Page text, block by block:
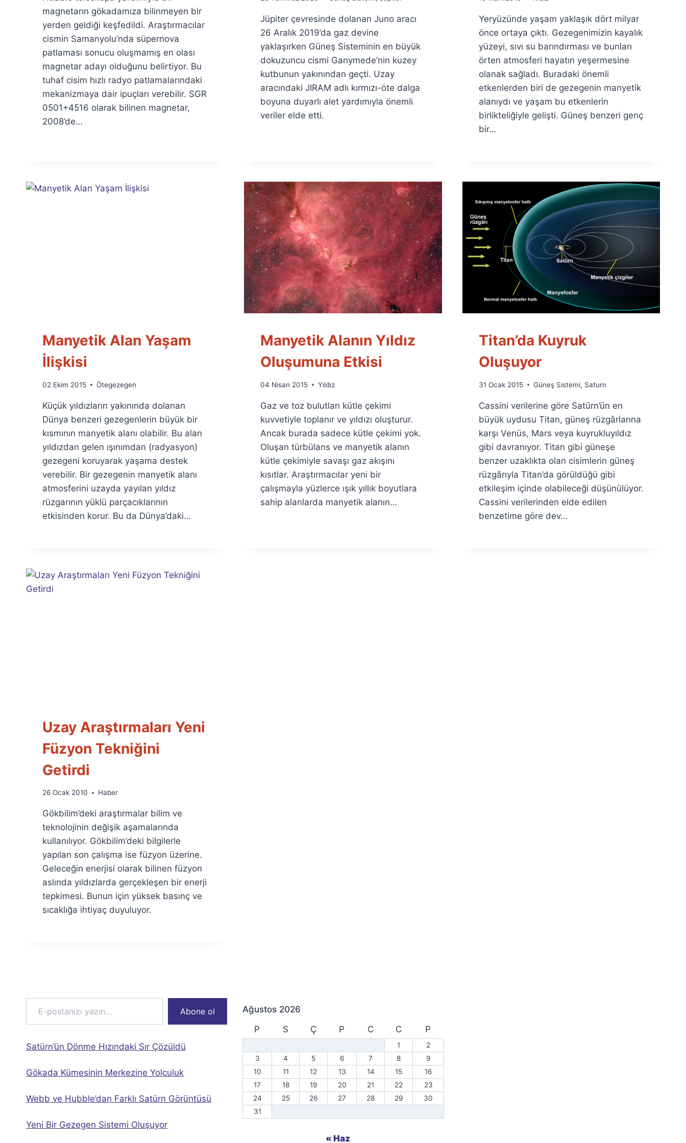
Özyar
magnetarın gökadamıza bilinmeyen bir
yerden geldiği keşfedildi. Araştırmacılar
cismin Samanyolu’nda süpernova
patlaması sonucu oluşmamış en olası
magnetar adayı olduğunu belirtiyor. Bu
tuhaf cisim hızlı radyo patlamalarındaki
mekanizmaya dair ipuçları verebilir. SGR
0501+4516 olarak bilinen magnetar,
2008’de…
Fuat
Özyar
Jüpiter çevresinde dolanan Juno aracı
26 Aralık 2019’da gaz devine
yaklaşırken Güneş Sisteminin en büyük
dokuzuncu cismi Ganymede’nin kuzey
kutbunun yakınından geçti. Uzay
aracındaki JIRAM adlı kırmızı-öte dalga
boyuna duyarlı alet yardımıyla önemli
veriler elde etti.
Fuat
Özyar
Yeryüzünde yaşam yaklaşık dört milyar
önce ortaya çıktı. Gezegenimizin kayalık
yüzeyi, sıvı su barındırması ve bunları
örten atmosferi hayatın yeşermesine
olanak sağladı. Buradaki önemli
etkenlerden biri de gezegenin manyetik
alanıydı ve yaşam bu etkenlerin
birlikteliğiyle gelişti. Güneş benzeri genç
bir…
Manyetik Alan Yaşam
İlişkisi
By
Fuat
Özyar
02 Ekim 2015 Ötegezegen
Küçük yıldızların yakınında dolanan
Dünya benzeri gezegenlerin büyük bir
kısmının manyetik alanı olabilir. Bu alan
yıldızdan gelen ışınımdan (radyasyon)
gezegeni koruyarak yaşama destek
verebilir. Bir gezegenin manyetik alanı
atmosferini uzayda yayılan yıldız
rüzgarının yüklü parçacıklarının
etkisinden korur. Bu da Dünya’daki…
Manyetik Alanın Yıldız
Oluşumuna Etkisi
By
Fuat
Özyar
04 Nisan 2015 Yıldız
Gaz ve toz bulutları kütle çekimi
kuvvetiyle toplanır ve yıldızı oluşturur.
Ancak burada sadece kütle çekimi yok.
Oluşan türbülans ve manyetik alanın
kütle çekimiyle savaşı gaz akışını
kısıtlar. Araştırmacılar yeni bir
çalışmayla yüzlerce ışık yıllık boyutlara
sahip alanlarda manyetik alanın…
Titan’da Kuyruk
Oluşuyor
By
Fuat
Özyar
31 Ocak 2015 Güneş Sistemi, Saturn
Cassini verilerine göre Satürn’ün en
büyük uydusu Titan, güneş rüzgârlarına
karşı Venüs, Mars veya kuyrukluyıldız
gibi davranıyor. Titan gibi güneşe
benzer uzaklıkta olan cisimlerin güneş
rüzgârıyla Titan’da görüldüğü gibi
etkileşim içinde olabileceği düşünülüyor.
Cassini verilerinden elde edilen
benzetime göre dev…
Uzay Araştırmaları Yeni
Füzyon Tekniğini
Getirdi
By
Fuat
Özyar
26 Ocak 2010 Haber
Gökbilim’deki araştırmalar bilim ve
teknolojinin değişik aşamalarında
kullanılıyor. Gökbilim’deki bilgilerle
yapılan son çalışma ise füzyon üzerine.
Geleceğin enerjisi olarak bilinen füzyon
aslında yıldızlarda gerçekleşen bir enerji
tepkimesi. Bunun için yüksek basınç ve
sıcaklığa ihtiyaç duyuluyor.
E-postanızı yazın…
Abone ol
Satürn’ün Dönme Hızındaki Sır Çözüldü
Gökada Kümesinin Merkezine Yolculuk
Webb ve Hubble’dan Farklı Satürn Görüntüsü
Yeni Bir Gezegen Sistemi Oluşuyor
Ağustos 2026
P
S Ç P C C P
1
2
3
4 5 6 7 8
9
10
11 12 13 14 15
16
17
18 19 20 21 22
23
24
25 26 27 28 29
30
31
« Haz